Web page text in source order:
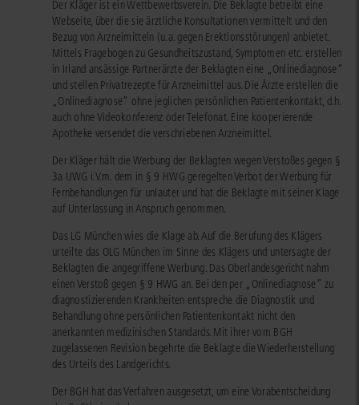
Der Kläger ist ein Wettbewerbsverein. Die Beklagte betreibt eine
Webseite, über die sie ärztliche Konsultationen vermittelt und den
Bezug von Arzneimitteln (u.a. gegen Erektionsstörungen) anbietet.
Mittels Fragebogen zu Gesundheitszustand, Symptomen etc. erstellen
in Irland ansässige Partnerärzte der Beklagten eine „Onlinediagnose“
und stellen Privatrezepte für Arzneimittel aus. Die Ärzte erstellen die
„Onlinediagnose“ ohne jeglichen persönlichen Patientenkontakt, d.h.
auch ohne Videokonferenz oder Telefonat. Eine kooperierende
Apotheke versendet die verschriebenen Arzneimittel.
Der Kläger hält die Werbung der Beklagten wegen Verstoßes gegen §
3a UWG i.V.m. dem in § 9 HWG geregelten Verbot der Werbung für
Fernbehandlungen für unlauter und hat die Beklagte mit seiner Klage
auf Unterlassung in Anspruch genommen.
Das LG München wies die Klage ab. Auf die Berufung des Klägers
urteilte das OLG München im Sinne des Klägers und untersagte der
Beklagten die angegriffene Werbung. Das Oberlandesgericht nahm
einen Verstoß gegen § 9 HWG an. Bei den per „Onlinediagnose“ zu
diagnostizierenden Krankheiten entspreche die Diagnostik und
Behandlung ohne persönlichen Patientenkontakt nicht den
anerkannten medizinischen Standards. Mit ihrer vom BGH
zugelassenen Revision begehrte die Beklagte die Wiederherstellung
des Urteils des Landgerichts.
Der BGH hat das Verfahren ausgesetzt, um eine Vorabentscheidung